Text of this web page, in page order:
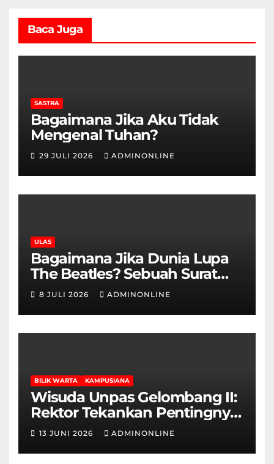
Baca Juga
SASTRA
Bagaimana Jika Aku Tidak
Mengenal Tuhan?
29 JULI 2026 ADMINONLINE
ULAS
Bagaimana Jika Dunia Lupa
The Beatles? Sebuah Surat
Cinta dan Kritik
8 JULI 2026 ADMINONLINE
BILIK WARTA KAMPUSIANA
Wisuda Unpas Gelombang II:
Rektor Tekankan Pentingnya
Sertifikasi Keahlian
13 JUNI 2026 ADMINONLINE